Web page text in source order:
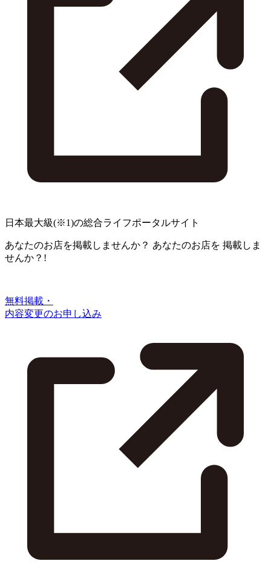
日本最大級(※1)の総合ライフポータルサイト
あなたのお店を掲載しませんか？ あなたのお店を 掲載しま
せんか？!
無料掲載・
内容変更のお申し込み